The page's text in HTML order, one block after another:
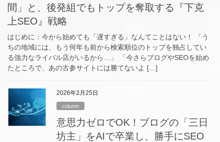
間」と、後発組でもトップを奪取する『下克
上SEO』戦略
はじめに：今から始めても「遅すぎる」なんてことはない！ 「う
ちの地域には、もう何年も前から検索順位のトップを独占してい
る強力なライバル店がいるから…」 「今さらブログやSEOを始め
たところで、あの古参サイトには勝てないよ […]
2026年2月25日
column
意思力ゼロでOK！ブログの「三日
坊主」をAIで卒業し、勝手にSEO